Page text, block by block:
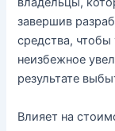
завершив
средства, чтобы
неизбежное
результате
Влияет на